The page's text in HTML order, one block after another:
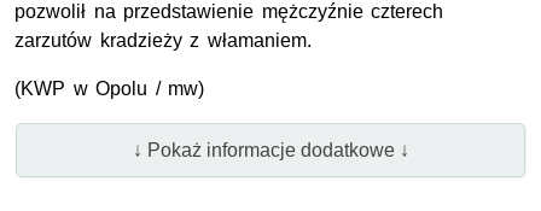
pozwolił na przedstawienie mężczyźnie czterech
zarzutów kradzieży z włamaniem.
(KWP w Opolu / mw)
↓ Pokaż informacje dodatkowe ↓